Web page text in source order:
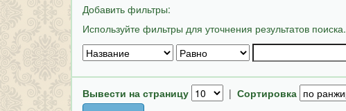
Добавить фильтры:
Используйте фильтры для уточнения результатов поиска.
Вывести на страницу | Сортировка